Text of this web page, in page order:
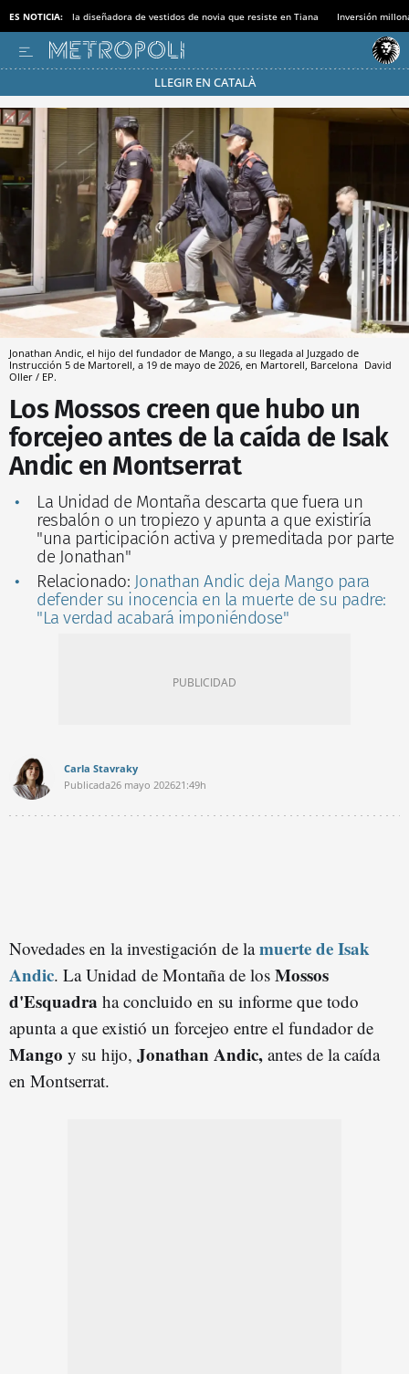
ES NOTICIA: la diseñadora de vestidos de novia que resiste en Tiana Inversión
LLEGIR EN CATALÀ
Pásate al MODO AHORRO
Jonathan Andic, el hijo del fundador de Mango, a su llegada al Juzgado de
Instrucción 5 de Martorell, a 19 de mayo de 2026, en Martorell, Barcelona David
Oller / EP.
Los Mossos creen que hubo un
forcejeo antes de la caída de Isak
Andic en Montserrat
La Unidad de Montaña descarta que fuera un
resbalón o un tropiezo y apunta a que existiría
"una participación activa y premeditada por parte
de Jonathan"
Relacionado: Jonathan Andic deja Mango para
defender su inocencia en la muerte de su padre:
"La verdad acabará imponiéndose"
Carla Stavraky
Publicada26 mayo 202621:49h
Novedades en la investigación de lamuerte de Isak
Andic. La Unidad de Montaña de los Mossos
d'Esquadra ha concluido en su informe que todo
apunta a que existió un forcejeo entre el fundador de
Mango y su hijo, Jonathan Andic, antes de la caída
en Montserrat.